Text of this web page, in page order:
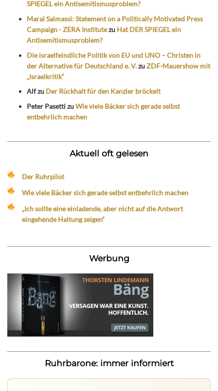
SPIEGEL ein Antisemitismusproblem?
Maral Salmassi: Statement on a Politically Motivated Press
Campaign - ZERA Institutezu Hat DER SPIEGEL ein
Antisemitismusproblem?
Die israelfeindliche Politik von EU und UNO – Christen in
der Alternative für Deutschland e. V.zuZDF-Mauershow mit
„Israelkritik“
Alfzu Der Rückhalt für den Kanzler bröckelt
Peter PasettizuWie viele Bäcker sich gerade selbst
entbehrlich machen
Aktuell oft gelesen
Der Ruhrpilot
Wie viele Bäcker sich gerade selbst entbehrlich machen
„Ich sollte eine einladende, aber nicht auf die Antwort
eingehende Haltung zeigen“
Werbung
Ruhrbarone: immer informiert